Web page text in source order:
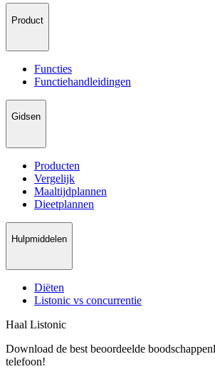
Product
Functies
Functiehandleidingen
Gidsen
Producten
Vergelijk
Maaltijdplannen
Dieetplannen
Hulpmiddelen
Diëten
Listonic vs concurrentie
Haal Listonic
Download de best beoordeelde
telefoon!